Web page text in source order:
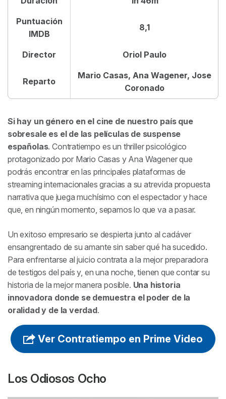
Puntuación
IMDB
8,1
Director Oriol Paulo
Reparto
Mario Casas, Ana Wagener, Jose
Coronado
Si hay un género en el cine de nuestro país que
sobresale es el de las películas de suspense
españolas.Contratiempo es un thriller psicológico
protagonizado por Mario Casas y Ana Wagener que
podrás encontrar en las principales plataformas de
streaming internacionales gracias a su atrevida propuesta
narrativa que juega muchísimo con el espectador y hace
que, en ningún momento, sepamos lo que va a pasar.
Un exitoso empresario se despierta junto al cadáver
ensangrentado de su amante sin saber qué ha sucedido.
Para enfrentarse al juicio contrata a la mejor preparadora
de testigos del país y, en una noche, tienen que contar su
historia de la mejor manera posible. Una historia
innovadora donde se demuestra el poder de la
oralidad y de la verdad.
Ver Contratiempo en Prime Video
Los Odiosos Ocho